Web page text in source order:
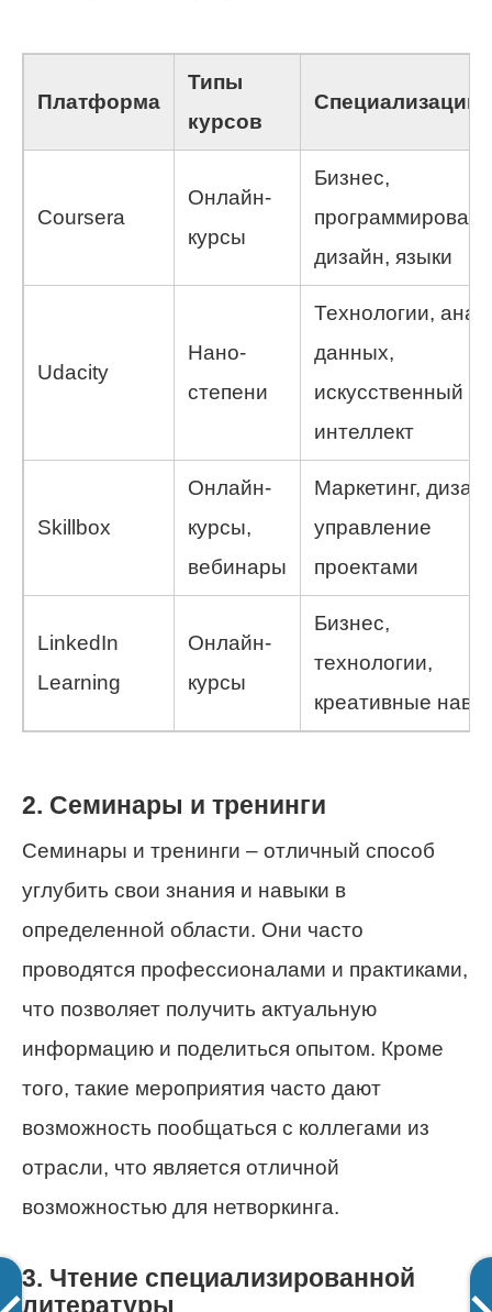
Платформа
Типы
курсов
Специализации
Coursera
Онлайн-
курсы
Бизнес,
дизайн, языки
Udacity
Нано-
степени
Технологии,
данных,
искусственный
интеллект
Skillbox
Онлайн-
курсы,
вебинары
Маркетинг,
управление
проектами
LinkedIn
Learning
Онлайн-
курсы
Бизнес,
технологии,
креативные
2. Семинары и тренинги
Семинары и тренинги – отличный способ
углубить свои знания и навыки в
определенной области. Они часто
проводятся профессионалами и практиками,
что позволяет получить актуальную
информацию и поделиться опытом. Кроме
того, такие мероприятия часто дают
возможность пообщаться с коллегами из
отрасли, что является отличной
возможностью для нетворкинга.
3. Чтение специализированной
литературы